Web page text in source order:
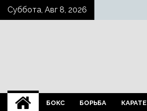
SkipСуббота, Авг 8, 2026
БОКС БОРЬБА КАРАТЕ